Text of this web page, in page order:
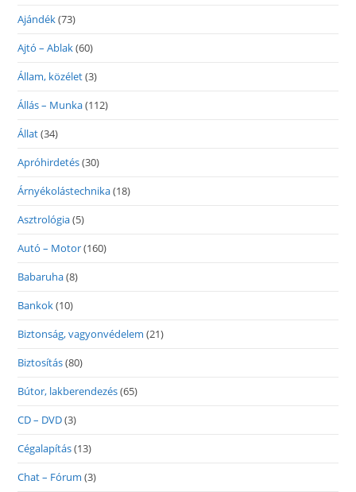
Ajándék(73)
Ajtó – Ablak(60)
Állam, közélet(3)
Állás – Munka(112)
Állat(34)
Apróhirdetés(30)
Árnyékolástechnika(18)
Asztrológia(5)
Autó – Motor(160)
Babaruha(8)
Bankok(10)
Biztonság, vagyonvédelem (21)
Biztosítás(80)
Bútor, lakberendezés(65)
CD – DVD(3)
Cégalapítás(13)
Chat – Fórum (3)